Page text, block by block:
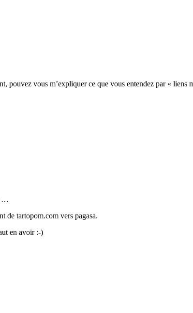
pouvez vous m’expliquer ce que vous entendez par « liens
…
de tartopom.com vers pagasa.
en avoir :-)